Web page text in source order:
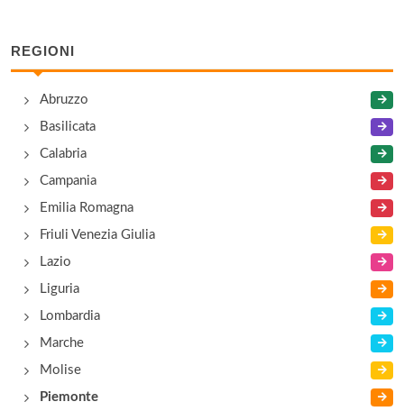
I Tre Merlotti
La Buona Terra
via Vittorio Veneto 1, Barolo
La Rondine
regione Cerretta 5, Cerretto Langhe
REGIONI
Abruzzo
Basilicata
Calabria
Campania
Emilia Romagna
Friuli Venezia Giulia
Lazio
Liguria
Lombardia
Marche
Molise
Piemonte